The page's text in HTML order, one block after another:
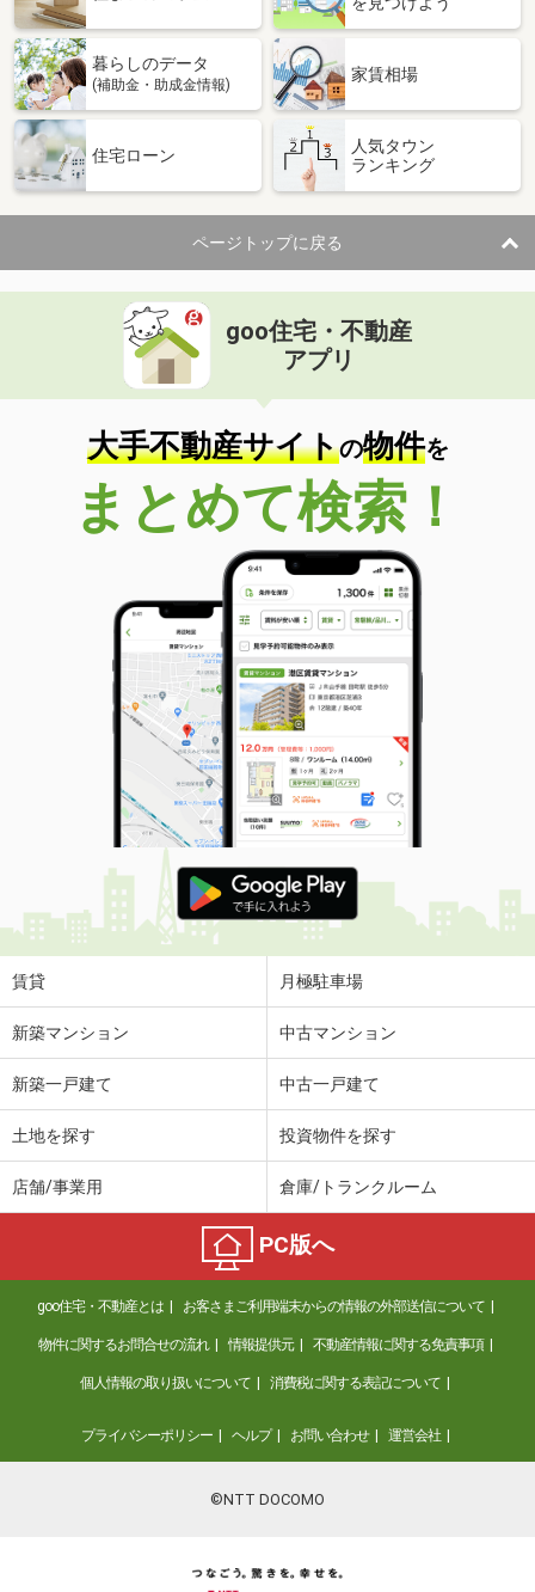
栃木県宇都宮市叶谷町
建物面積 109.3m²
土地面積
330.25m²
栃木県宇都宮市富士見町
3,190万円
住 所
栃木県宇都宮市富士見町
建物面積 111.78m²
土地面積 204.21m²
栃木県宇都宮市北一の沢町
価 格
2,980万円
住 所
栃木県宇都宮市北一の沢町
建物面積 48.96m²
土地面積
107.12m²
栃木県足利市宮北町
価 格
680万円
栃木県足利市宮北町
126.6m²
土地面積 127.04m²
栃木県足利市寺岡町
価 格
450万円
住 所
栃木県足利市寺岡町
建物面積 95.23m²
土地面積 174.42m²
栃木県足利市堀込町
価 格
3,800万円
住 所
栃木県足利市堀込町
建物面積
600.61m²
栃木県足利市大町
2,750万円
住 所
栃木県宇都宮市上欠町
建物面積 84.46m²
土地面積
203.89m²
栃木県佐野市吉水町
価 格
1,880万円
住 所
栃木県佐野市吉水町
141.71m²
暮らしのデータ
(補助金・助成金情報)
家賃相場
住宅ローン
人気タウン
ランキング
ページトップに戻る
goo住宅・不動産
アプリ
大手不動産サイトの物件を
まとめて検索！
賃貸 月極駐車場
新築マンション 中古マンション
新築一戸建て 中古一戸建て
土地を探す 投資物件を探す
店舗/事業用 倉庫/トランクルーム
PC版へ
goo住宅・不動産とは お客さまご利用端末からの情報の外部送信について
物件に関するお問合せの流れ 情報提供元 不動産情報に関する免責事項
個人情報の取り扱いについて 消費税に関する表記について
プライバシーポリシー ヘルプ お問い合わせ 運営会社
©NTT DOCOMO